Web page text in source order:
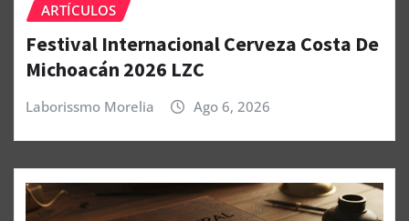
ARTÍCULOS
Festival Internacional Cerveza Costa De
Michoacán 2026 LZC
Laborissmo Morelia Ago 6, 2026